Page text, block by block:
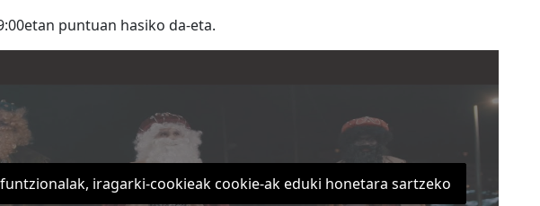
puntuan hasiko da-eta.
iragarki-cookieak cookie-ak eduki honetara sartzeko